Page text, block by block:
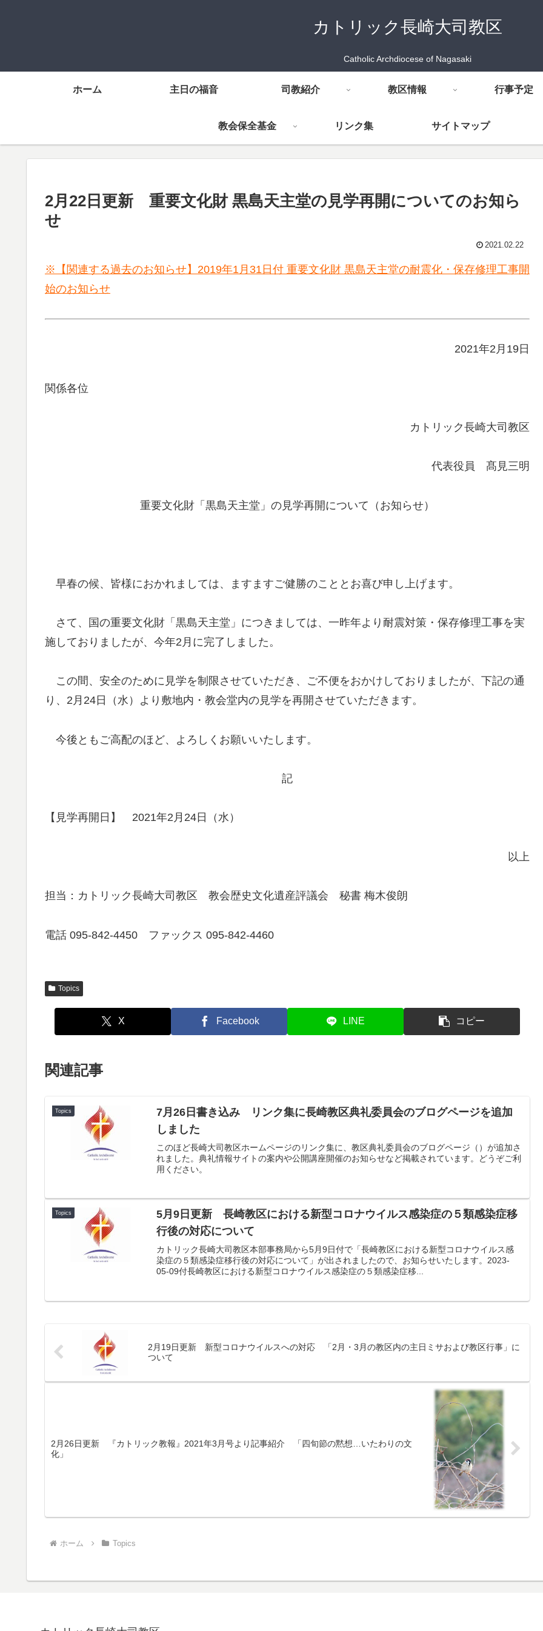
カトリック長崎大司教区
Catholic Archdiocese of Nagasaki
ホーム 主日の福音 司教紹介 教区情報 行事予定
教会保全基金 リンク集 サイトマップ
2月22日更新 重要文化財 黒島天主堂の見学再開についてのお知ら
せ
2021.02.22
※【関連する過去のお知らせ】2019年1月31日付 重要文化財 黒島天主堂の耐震化・保存修理工事開
始のお知らせ
2021年2月19日
関係各位
カトリック長崎大司教区
代表役員 髙見三明
重要文化財「黒島天主堂」の見学再開について（お知らせ）
早春の候、皆様におかれましては、ますますご健勝のこととお喜び申し上げます。
さて、国の重要文化財「黒島天主堂」につきましては、一昨年より耐震対策・保存修理工事を実
施しておりましたが、今年2月に完了しました。
この間、安全のために見学を制限させていただき、ご不便をおかけしておりましたが、下記の通
り、2月24日（水）より敷地内・教会堂内の見学を再開させていただきます。
今後ともご高配のほど、よろしくお願いいたします。
記
【見学再開日】 2021年2月24日（水）
以上
担当：カトリック長崎大司教区 教会歴史文化遺産評議会 秘書 梅木俊朗
電話 095-842-4450 ファックス 095-842-4460
Topics
X Facebook LINE コピー
関連記事
Topics
7月26日書き込み リンク集に長崎教区典礼委員会のブログページを追加
しました
このほど長崎大司教区ホームページのリンク集に、教区典礼委員会のブログページ（）が追加さ
れました。典礼情報サイトの案内や公開講座開催のお知らせなど掲載されています。どうぞご利
用ください。
Topics
5月9日更新 長崎教区における新型コロナウイルス感染症の５類感染症移
行後の対応について
カトリック長崎大司教区本部事務局から5月9日付で「長崎教区における新型コロナウイルス感
染症の５類感染症移行後の対応について」が出されましたので、お知らせいたします。2023-
05-09付長崎教区における新型コロナウイルス感染症の５類感染症移...
2月19日更新 新型コロナウイルスへの対応 「2月・3月の教区内の主日ミサおよび教区行事」に
ついて
2月26日更新 『カトリック教報』2021年3月号より記事紹介 「四旬節の黙想…いたわりの文
化」
ホーム Topics